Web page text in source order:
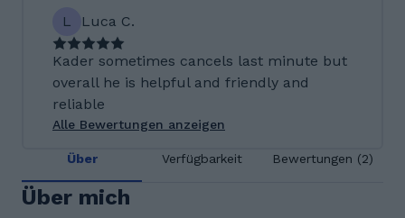
L Luca C.
Kader sometimes cancels last minute but
overall he is helpful and friendly and
reliable
Alle Bewertungen anzeigen
Über Verfügbarkeit Bewertungen (2)
Über mich